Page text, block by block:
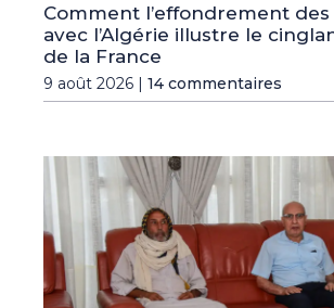
Comment l’effondrement
avec l’Algérie illustre le
de la France
9 août 2026 | 14 commentaires